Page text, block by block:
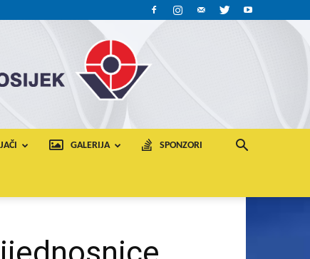
GALERIJA SPONZORI